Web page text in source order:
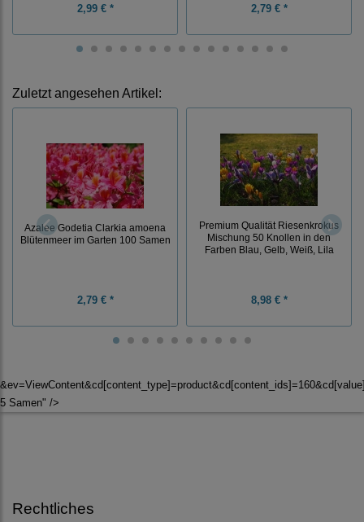
2,99 € * 2,79 € *
Zuletzt angesehen Artikel:
Azalee Godetia Clarkia amoena
Blütenmeer im Garten 100 Samen
2,79 € *
Premium Qualität Riesenkrokus
Mischung 50 Knollen in den
Farben Blau, Gelb, Weiß, Lila
8,98 € *
5 Samen" />
Rechtliches